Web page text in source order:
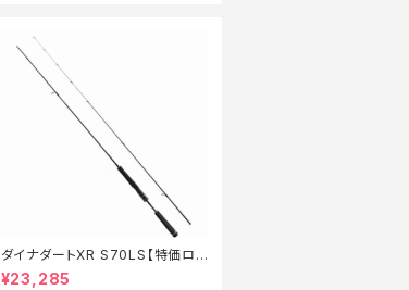
ダイナダートXR S70LS【特価ロッ
ド】【20】
¥23,285